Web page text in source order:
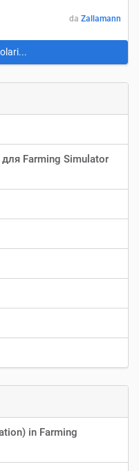
da Zallamann
Farming Simulator
in Farming